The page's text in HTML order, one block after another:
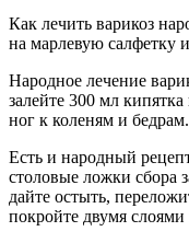
Как лечить варикоз
на марлевую салфетку
Народное лечение
залейте 300 мл
ног к коленям и
Есть и народный
столовые ложки сбора
дайте остыть,
покройте двумя